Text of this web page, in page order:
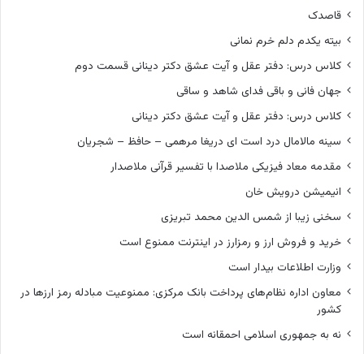
قاصدک
بیته یکدم دلم خرم نمانی
کلاس درس: دفتر عقل و آیت عشق دکتر دینانی قسمت دوم
جهان فانی و باقی فدای شاهد و ساقی
کلاس درس: دفتر عقل و آیت عشق دکتر دینانی
سینه مالامال درد است ای دریغا مرهمی – حافظ – شجریان
مقدمه معاد فیزیکی ملاصدا با تفسیر قرآنی ملاصدار
انیمیشن درویش خان
سخنی زیبا از شمس الدین محمد تبریزی
خرید و فروش ارز و رمزارز در اینترنت ممنوع است
وزارت اطلاعات بیدار است
معاون اداره نظام‌های پرداخت بانک مرکزی: ممنوعیت مبادله رمز ارزها در
کشور
نه به جمهوری اسلامی احمقانه است